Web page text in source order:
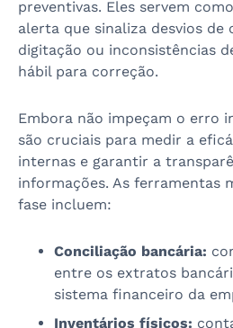
preventivas. Eles servem
alerta que sinaliza desvios de
digitação ou inconsistências
hábil para correção.
Embora não impeçam o erro
são cruciais para medir a
internas e garantir a
informações. As ferramentas
fase incluem:
Conciliação bancária:
entre os extratos
sistema financeiro da
Inventários físicos: